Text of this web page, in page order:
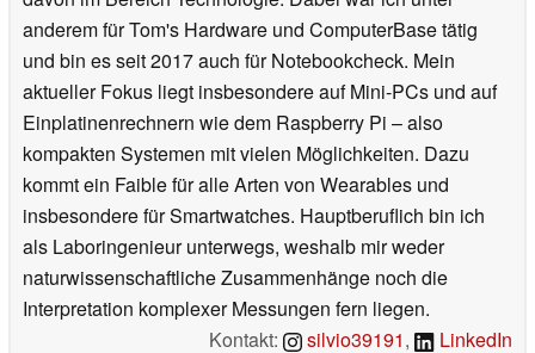
anderem für Tom's Hardware und ComputerBase tätig
und bin es seit 2017 auch für Notebookcheck. Mein
aktueller Fokus liegt insbesondere auf Mini-PCs und auf
Einplatinenrechnern wie dem Raspberry Pi – also
kompakten Systemen mit vielen Möglichkeiten. Dazu
kommt ein Faible für alle Arten von Wearables und
insbesondere für Smartwatches. Hauptberuflich bin ich
als Laboringenieur unterwegs, weshalb mir weder
naturwissenschaftliche Zusammenhänge noch die
Interpretation komplexer Messungen fern liegen.
Kontakt:
silvio39191, LinkedIn